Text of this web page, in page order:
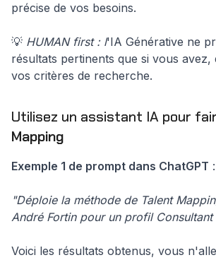
précise de vos besoins.
💡 HUMAN first : l'IA Générative ne
résultats pertinents que si vous avez,
vos critères de recherche.
Utilisez un assistant IA pour
Mapping
Exemple 1 de prompt dans ChatGPT :
"Déploie la méthode de Talent
André Fortin pour un profil Consultant
Voici les résultats obtenus, vous